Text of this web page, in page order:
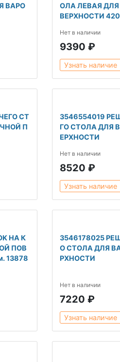
ВАРО
ОЛА ЛЕВАЯ
ВЕРХНОСТИ
Нет в наличии
9390 ₽
Узнать наличие
СТ
П
3546554019
ГО СТОЛА ДЛЯ
ЕРХНОСТИ
Нет в наличии
8520 ₽
Узнать наличие
НА К
ПОВ
13878
3546178025
О СТОЛА ДЛЯ
РХНОСТИ
Нет в наличии
7220 ₽
Узнать наличие